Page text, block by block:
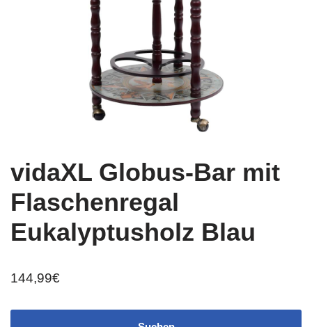
vidaXL Globus-Bar mit
Flaschenregal
Eukalyptusholz Blau
144,99€